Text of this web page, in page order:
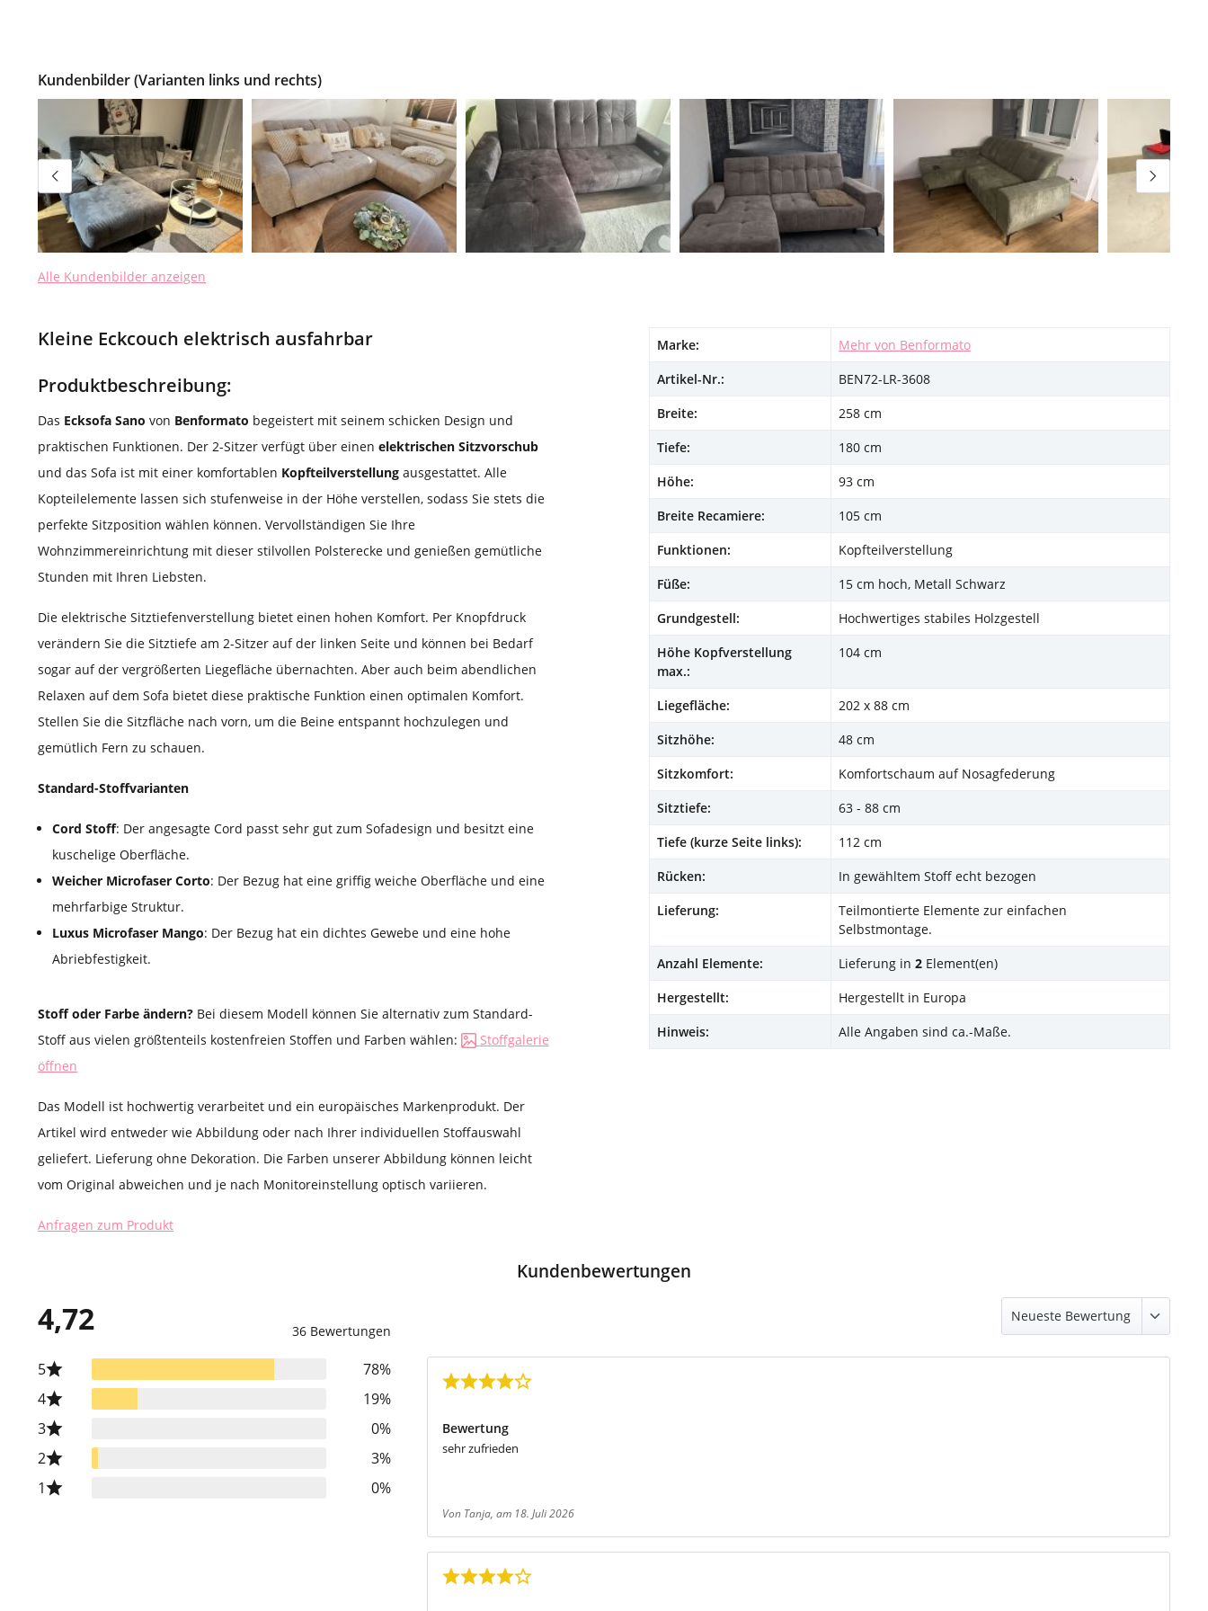
Kundenbilder (Varianten links und rechts)
Alle Kundenbilder anzeigen
Kleine Eckcouch elektrisch ausfahrbar
Produktbeschreibung:
Das Ecksofa Sano von Benformato begeistert mit seinem schicken Design und
praktischen Funktionen. Der 2-Sitzer verfügt über einen elektrischen Sitzvorschub
und das Sofa ist mit einer komfortablen Kopfteilverstellung ausgestattet. Alle
Kopteilelemente lassen sich stufenweise in der Höhe verstellen, sodass Sie stets die
perfekte Sitzposition wählen können. Vervollständigen Sie Ihre
Wohnzimmereinrichtung mit dieser stilvollen Polsterecke und genießen gemütliche
Stunden mit Ihren Liebsten.
Die elektrische Sitztiefenverstellung bietet einen hohen Komfort. Per Knopfdruck
verändern Sie die Sitztiefe am 2-Sitzer auf der linken Seite und können bei Bedarf
sogar auf der vergrößerten Liegefläche übernachten. Aber auch beim abendlichen
Relaxen auf dem Sofa bietet diese praktische Funktion einen optimalen Komfort.
Stellen Sie die Sitzfläche nach vorn, um die Beine entspannt hochzulegen und
gemütlich Fern zu schauen.
Standard-Stoffvarianten
Cord Stoff: Der angesagte Cord passt sehr gut zum Sofadesign und besitzt eine
kuschelige Oberfläche.
Weicher Microfaser Corto: Der Bezug hat eine griffig weiche Oberfläche und eine
mehrfarbige Struktur.
Luxus Microfaser Mango: Der Bezug hat ein dichtes Gewebe und eine hohe
Abriebfestigkeit.
Stoff oder Farbe ändern? Bei diesem Modell können Sie alternativ zum Standard-
Stoff aus vielen größtenteils kostenfreien Stoffen und Farben wählen:
Stoffgalerie
öffnen
Das Modell ist hochwertig verarbeitet und ein europäisches Markenprodukt. Der
Artikel wird entweder wie Abbildung oder nach Ihrer individuellen Stoffauswahl
geliefert. Lieferung ohne Dekoration. Die Farben unserer Abbildung können leicht
vom Original abweichen und je nach Monitoreinstellung optisch variieren.
Anfragen zum Produkt
Marke:
Mehr von Benformato
Artikel-Nr.:
BEN72-LR-3608
Breite:
258 cm
Tiefe:
180 cm
Höhe:
93 cm
Breite Recamiere:
105 cm
Funktionen:
Kopfteilverstellung
Füße:
15 cm hoch, Metall Schwarz
Grundgestell:
Hochwertiges stabiles Holzgestell
Höhe Kopfverstellung
max.:
104 cm
Liegefläche:
202 x 88 cm
Sitzhöhe:
48 cm
Sitzkomfort:
Komfortschaum auf Nosagfederung
Sitztiefe:
63 - 88 cm
Tiefe (kurze Seite links):
112 cm
Rücken:
In gewähltem Stoff echt bezogen
Lieferung:
Teilmontierte Elemente zur einfachen
Selbstmontage.
Anzahl Elemente:
Lieferung in 2 Element(en)
Hergestellt:
Hergestellt in Europa
Hinweis:
Alle Angaben sind ca.-Maße.
Kundenbewertungen
4,72 36 Bewertungen
5
78%
4
19%
3
0%
2
3%
1
0%
Bewertung
sehr zufrieden
Von Tanja, am 18. Juli 2026